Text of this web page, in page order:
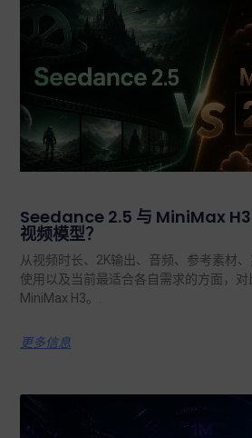
Seedance 2.5 与 MiniMax H3
视频模型？
从视频时长、2K输出、音频、参考素材
使用以及当前最适合各自需求的方面，对
MiniMax H3。.
更多信息